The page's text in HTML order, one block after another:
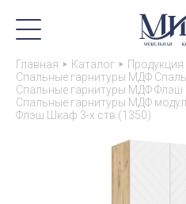
Главная Каталог
Продукция
Спальные гарнитуры МДФ
Спальные гарнитуры МДФ Флэш
Спальные гарнитуры МДФ
Флэш Шкаф 3-х ств.(1350)